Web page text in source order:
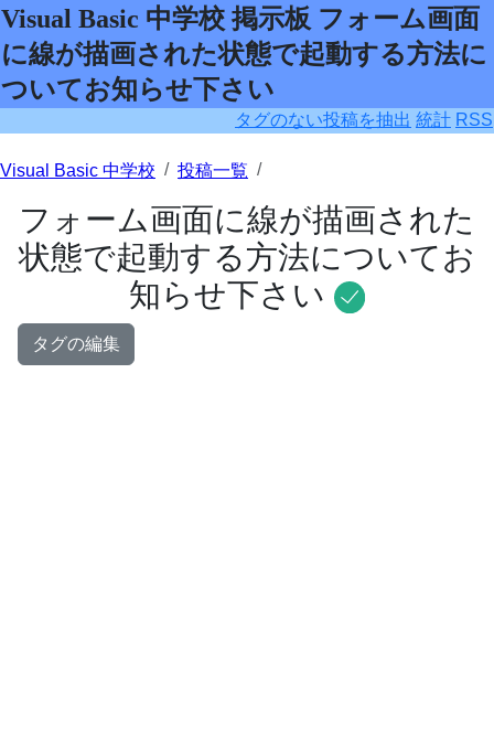
Visual Basic 中学校 掲示板 フォーム画面
に線が描画された状態で起動する方法に
ついてお知らせ下さい
タグのない投稿を抽出 統計 RSS
Visual Basic 中学校 投稿一覧
フォーム画面に線が描画された
状態で起動する方法についてお
知らせ下さい
タグの編集